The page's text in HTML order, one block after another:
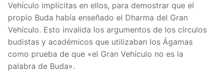
Vehículo implícitas en ellos, para demostrar que el
propio Buda había enseñado el Dharma del Gran
Vehículo. Esto invalida los argumentos de los círculos
budistas y académicos que utilizaban los Ágamas
como prueba de que «el Gran Vehículo no es la
palabra de Buda».